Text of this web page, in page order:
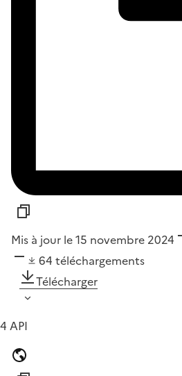
Mis à jour le 15 novembre 2024
64 téléchargements
Télécharger
4 API